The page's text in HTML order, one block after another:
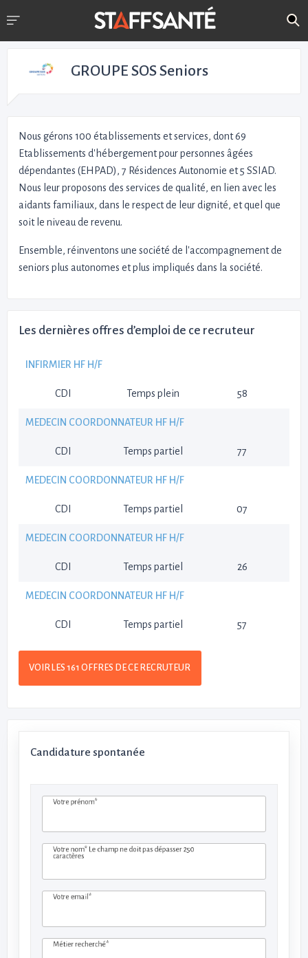
GROUPE SOS Seniors
Nous gérons 100 établissements et services, dont 69
Etablissements d'hébergement pour personnes âgées
dépendantes (EHPAD), 7 Résidences Autonomie et 5 SSIAD.
Nous leur proposons des services de qualité, en lien avec les
aidants familiaux, dans le respect de leur dignité, et quel que
soit le niveau de revenu.
Ensemble, réinventons une société de l'accompagnement de
seniors plus autonomes et plus impliqués dans la société.
Les dernières offres d’emploi de ce recruteur
INFIRMIER HF H/F
CDI Temps plein 58
MEDECIN COORDONNATEUR HF H/F
CDI Temps partiel 77
MEDECIN COORDONNATEUR HF H/F
CDI Temps partiel 07
MEDECIN COORDONNATEUR HF H/F
CDI Temps partiel 26
MEDECIN COORDONNATEUR HF H/F
CDI Temps partiel 57
VOIR LES 161 OFFRES DE CE RECRUTEUR
Candidature spontanée
Votre prénom*
Votre nom* Le champ ne doit pas dépasser 250
caractères
Votre email*
Métier recherché*